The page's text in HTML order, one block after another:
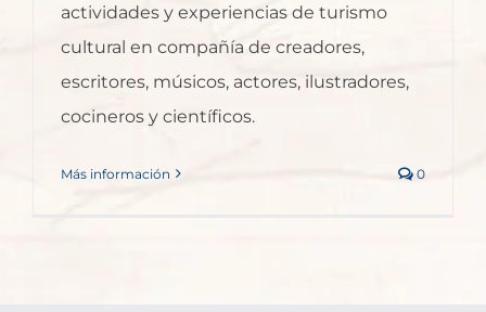
actividades y experiencias de turismo
cultural en compañía de creadores,
escritores, músicos, actores, ilustradores,
cocineros y científicos.
Más información 0